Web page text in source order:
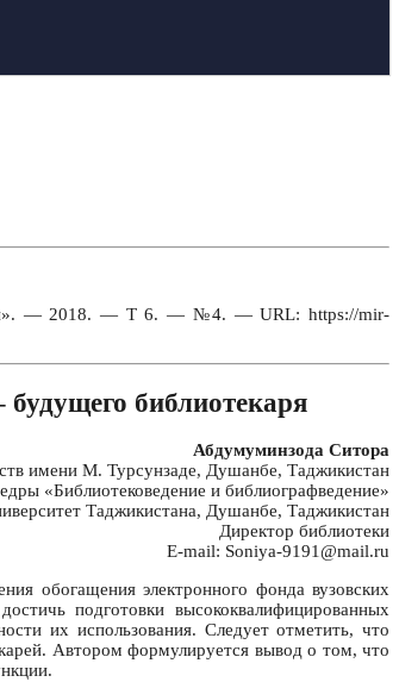
— 2018. — Т 6. — №4. — URL: https://mir-
библиотекаря
Абдумуминзода Ситора
имени М. Турсунзаде, Душанбе, Таджикистан
«Библиотековедение и библиографведение»
Таджикистана, Душанбе, Таджикистан
Директор библиотеки
E-mail: Soniya-9191@mail.ru
обогащения электронного фонда вузовских
подготовки высококвалифицированных
их использования. Следует отметить, что
Автором формулируется вывод о том, что